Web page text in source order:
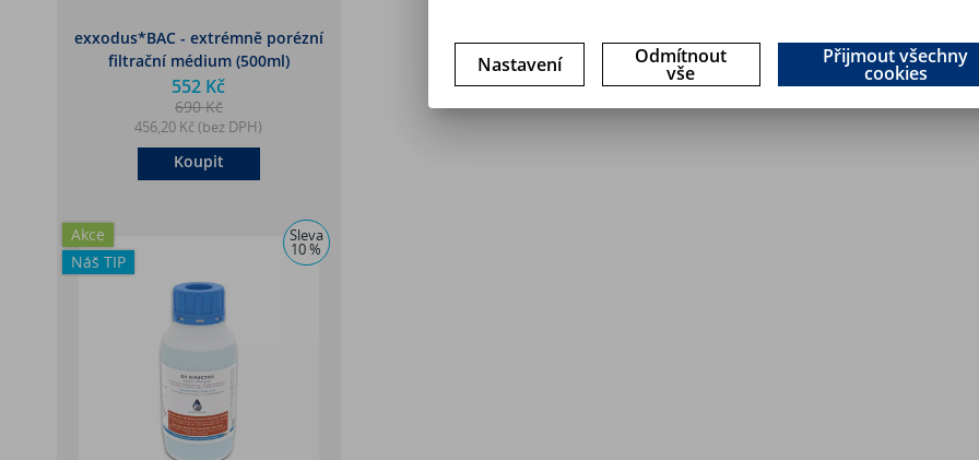
exxodus*BAC - extrémně porézní
filtrační médium (500ml)
552 Kč
690 Kč
456,20 Kč (bez DPH)
Koupit
Sleva
10 %
Akce
Náš TIP
Nastavení Odmítnout
vše
Přijmout všechny
cookies